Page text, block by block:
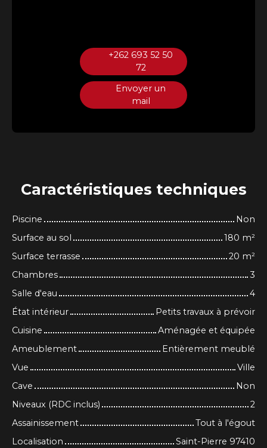
+262 693 52 50
72
Envoyer un
mail
Caractéristiques techniques
Piscine
Non
Surface au sol
180 m²
Surface terrasse
20 m²
Chambres
3
Salle d'eau
4
État intérieur
Petits travaux à prévoir
Cuisine
Aménagée et équipée
Ameublement
Entièrement meublé
Vue
Ville
Cave
Non
Niveaux (RDC inclus)
2
Assainissement
Tout à l'égout
Localisation
Saint-Pierre 97410